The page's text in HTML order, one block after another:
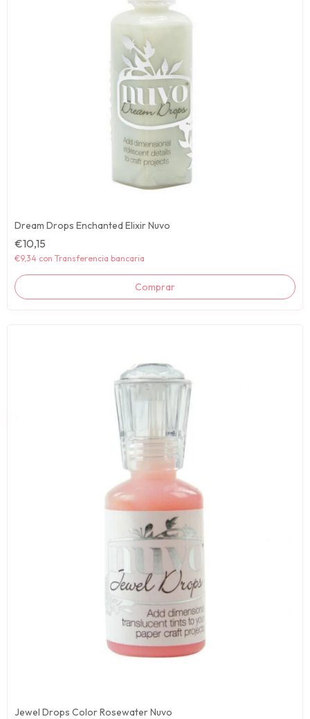
Dream Drops Enchanted Elixir Nuvo
€10,15
€9,34 con Transferencia bancaria
Jewel Drops Color Rosewater Nuvo